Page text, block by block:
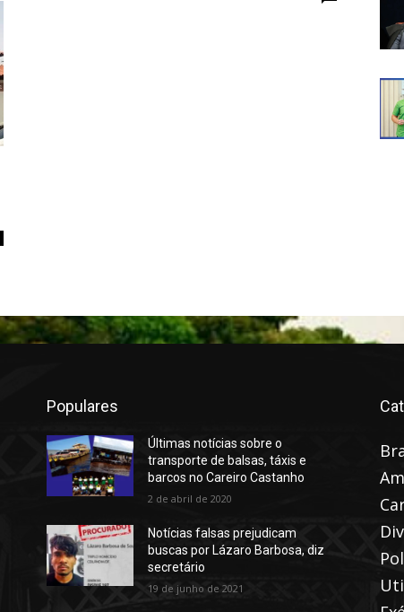
Populares
Últimas notícias sobre o
transporte de balsas, táxis e
barcos no Careiro Castanho
2 de abril de 2020
Notícias falsas prejudicam
buscas por Lázaro Barbosa, diz
secretário
19 de junho de 2021